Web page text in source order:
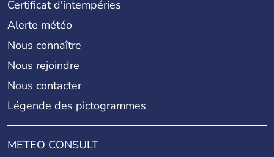
Certificat d'intempéries
Alerte météo
Nous connaître
Nous rejoindre
Nous contacter
Légende des pictogrammes
METEO CONSULT